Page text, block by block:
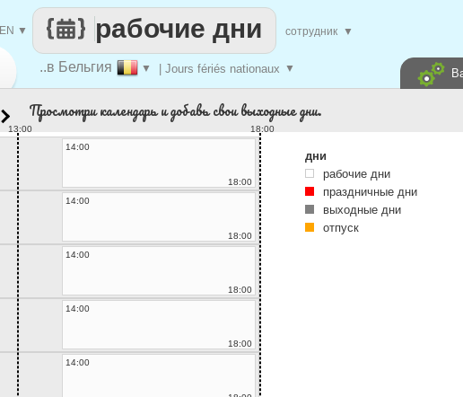
..в Бельгия ▼ | Jours fériés nationaux ▼
рабочие дни
EN ▼ сотрудник ▼
Просмотри календарь и добавь свои выходные дни.
13:00 18:00
14:00
18:00
14:00
18:00
14:00
18:00
14:00
18:00
14:00
дни
рабочие дни
праздничные дни
выходные дни
отпуск